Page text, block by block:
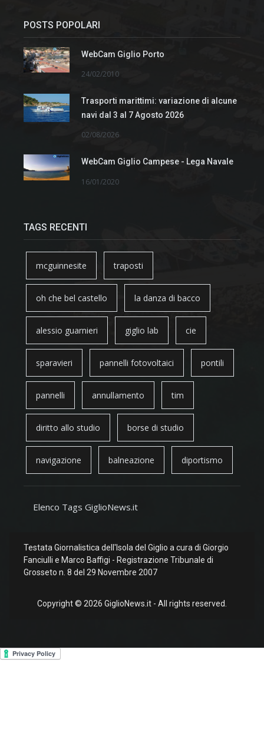
POSTS POPOLARI
WebCam Giglio Porto
24/02/2010
Trasporti marittimi: variazione di alcune
navi dal 3 al 7 Agosto 2026
02/08/2026
WebCam Giglio Campese - Lega Navale
16/01/2020
TAGS RECENTI
mcguinnesite traposti
oh che bel castello la danza di bacco
alessio guarnieri giglio lab cie
sparavieri pannelli fotovoltaici pontili
pannelli annullamento tim
diritto allo studio borse di studio
navigazione balneazione diportismo
Elenco Tags GiglioNews.it
Testata Giornalistica dell'Isola del Giglio a cura di Giorgio
Fanciulli e Marco Baffigi - Registrazione Tribunale di
Grosseto n. 8 del 29 Novembre 2007
Copyright © 2026 GiglioNews.it - All rights reserved.